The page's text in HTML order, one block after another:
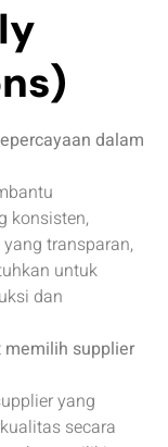
dalam
konsisten,
transparan,
untuk
dan
memilih supplier
yang
secara